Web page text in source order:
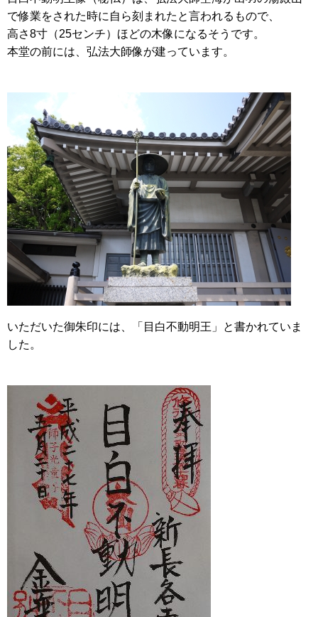
で修業をされた時に自ら刻まれたと言われるもので、
高さ8寸（25センチ）ほどの木像になるそうです。
本堂の前には、弘法大師像が建っています。
いただいた御朱印には、「目白不動明王」と書かれていま
した。